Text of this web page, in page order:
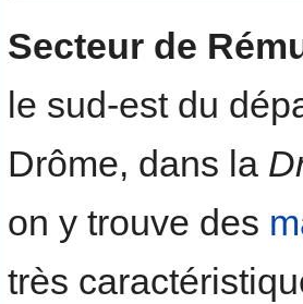
Secteur de
le sud-est du
Drôme, dans la
on y trouve des
très